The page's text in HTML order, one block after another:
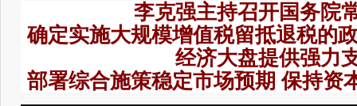
李克强主持召开国务院
确定实施大规模增值税留抵退税的
经济大盘提供强力
部署综合施策稳定市场预期 保持资